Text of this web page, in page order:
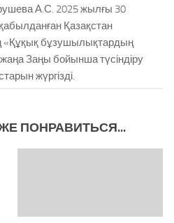
А.С. 2025 жылғы 30
Қазақстан
«Құқық бұзушылықтардың
Заңы бойынша түсіндіру
жүргізді.
ПОНРАВИТЬСЯ...